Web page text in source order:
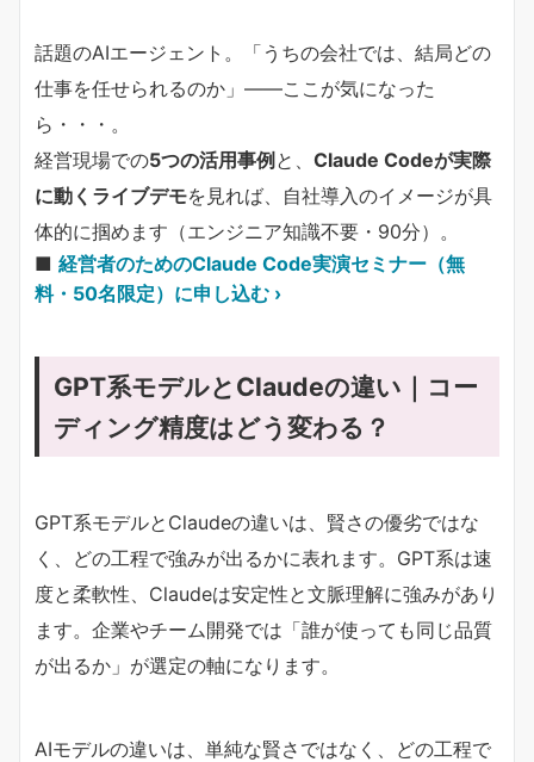
話題のAIエージェント。「うちの会社では、結局どの
仕事を任せられるのか」——ここが気になった
ら・・・。
経営現場での5つの活用事例と、 Claude Codeが実際
に動くライブデモを見れば、自社導入のイメージが具
体的に掴めます（エンジニア知識不要・90分）。
■ 経営者のためのClaude Code実演セミナー（無
料・50名限定）に申し込む ›
GPT系モデルとClaudeの違い｜コー
ディング精度はどう変わる？
GPT系モデルとClaudeの違いは、賢さの優劣ではな
く、どの工程で強みが出るかに表れます。GPT系は速
度と柔軟性、Claudeは安定性と文脈理解に強みがあり
ます。企業やチーム開発では「誰が使っても同じ品質
が出るか」が選定の軸になります。
AIモデルの違いは、単純な賢さではなく、どの工程で